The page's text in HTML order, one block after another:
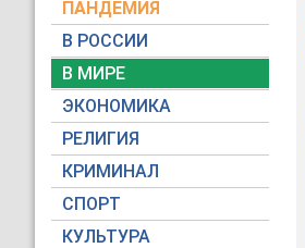
ПАНДЕМИЯ
В РОССИИ
В МИРЕ
ЭКОНОМИКА
РЕЛИГИЯ
КРИМИНАЛ
СПОРТ
КУЛЬТУРА